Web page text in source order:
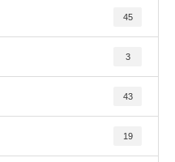
45
3
43
19